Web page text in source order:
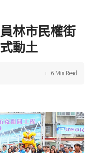
林市民權街
動土
6 Min Read